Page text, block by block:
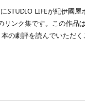
STUDIO LIFEが紀伊國
リンク集です。この作品
の劇評を読んでいただ